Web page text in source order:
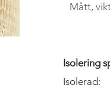
Mått,
Isolering